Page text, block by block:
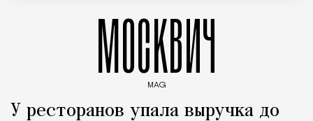
МОСКВИЧ
MAG
У ресторанов упала выручка до